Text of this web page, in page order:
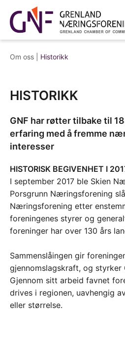
Om oss | Historikk
HISTORIKK
GNF har røtter tilbake til
erfaring med å fremme
interesser
HISTORISK BEGIVENHET I
I september 2017 ble Skien
Porsgrunn Næringsforening
Næringsforening etter
foreningenes styrer og
foreninger har over 130 års
Sammenslåingen gir
gjennomslagskraft, og styrker
Gjennom sitt arbeid favnet
drives i regionen, uavhengig
eller størrelse.